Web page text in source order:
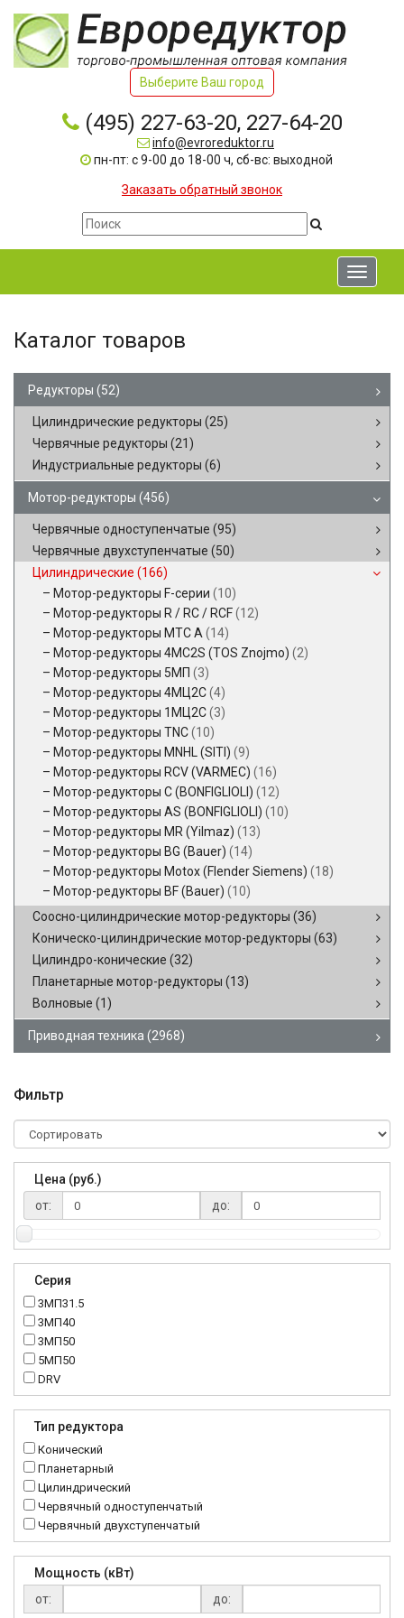
Выберите Ваш город
(495) 227-63-20, 227-64-20
info@evroreduktor.ru
пн-пт: с 9-00 до 18-00 ч, сб-вс: выходной
Заказать обратный звонок
Toggle
Каталог товаров
Редукторы (52)
Цилиндрические редукторы (25)
Червячные редукторы (21)
Индустриальные редукторы (6)
Мотор-редукторы (456)
Червячные одноступенчатые (95)
Червячные двухступенчатые (50)
Цилиндрические (166)
Мотор-редукторы F-серии (10)
Мотор-редукторы R / RC / RCF(12)
Мотор-редукторы MTC A (14)
Мотор-редукторы 4MC2S (TOS Znojmo) (2)
Мотор-редукторы 5МП (3)
Мотор-редукторы 4МЦ2С(4)
Мотор-редукторы 1МЦ2С(3)
Мотор-редукторы TNC(10)
Мотор-редукторы MNHL (SITI) (9)
Мотор-редукторы RCV (VARMEC) (16)
Мотор-редукторы C (BONFIGLIOLI) (12)
Мотор-редукторы AS (BONFIGLIOLI) (10)
Мотор-редукторы MR (Yilmaz) (13)
Мотор-редукторы BG (Bauer) (14)
Мотор-редукторы Motox (Flender Siemens) (18)
Мотор-редукторы BF (Bauer) (10)
Соосно-цилиндрические мотор-редукторы (36)
Коническо-цилиндрические мотор-редукторы (63)
Цилиндро-конические (32)
Планетарные мотор-редукторы (13)
Волновые (1)
Приводная техника (2968)
Фильтр
Цена (руб.)
от:
до:
Серия
3МП31.5
3МП40
3МП50
5МП50
DRV
K..DR
MTC
NMRV
RC
Тип редуктора
Конический
Планетарный
Цилиндрический
Червячный одноступенчатый
Червячный двухступенчатый
Мощность (кВт)
от:
до: